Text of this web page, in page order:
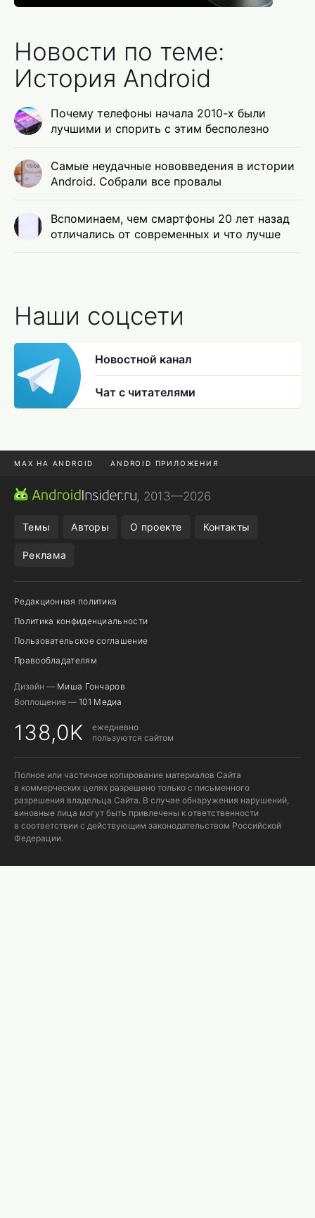
Новости по теме:
История Android
Почему телефоны начала 2010-х были
лучшими и спорить с этим бесполезно
Самые неудачные нововведения в истории
Android. Собрали все провалы
Вспоминаем, чем смартфоны 20 лет назад
отличались от современных и что лучше
Наши соцсети
Новостной канал
Чат с читателями
MAX НА ANDROID ANDROID ПРИЛОЖЕНИЯ
MAX ИЗ RUSTORE
, 2013—2026
Темы Авторы О проекте Контакты
Реклама
Редакционная политика
Политика конфиденциальности
Пользовательское соглашение
Правообладателям
Дизайн — Миша Гончаров
Воплощение — 101 Медиа
138,0K
ежедневно
пользуются сайтом
Полное или частичное копирование материалов Сайта
в коммерческих целях разрешено только с письменного
разрешения владельца Сайта. В случае обнаружения нарушений,
виновные лица могут быть привлечены к ответственности
в соответствии с действующим законодательством Российской
Федерации.